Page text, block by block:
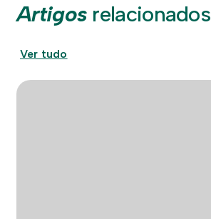
Artigos relacionados
Ver tudo